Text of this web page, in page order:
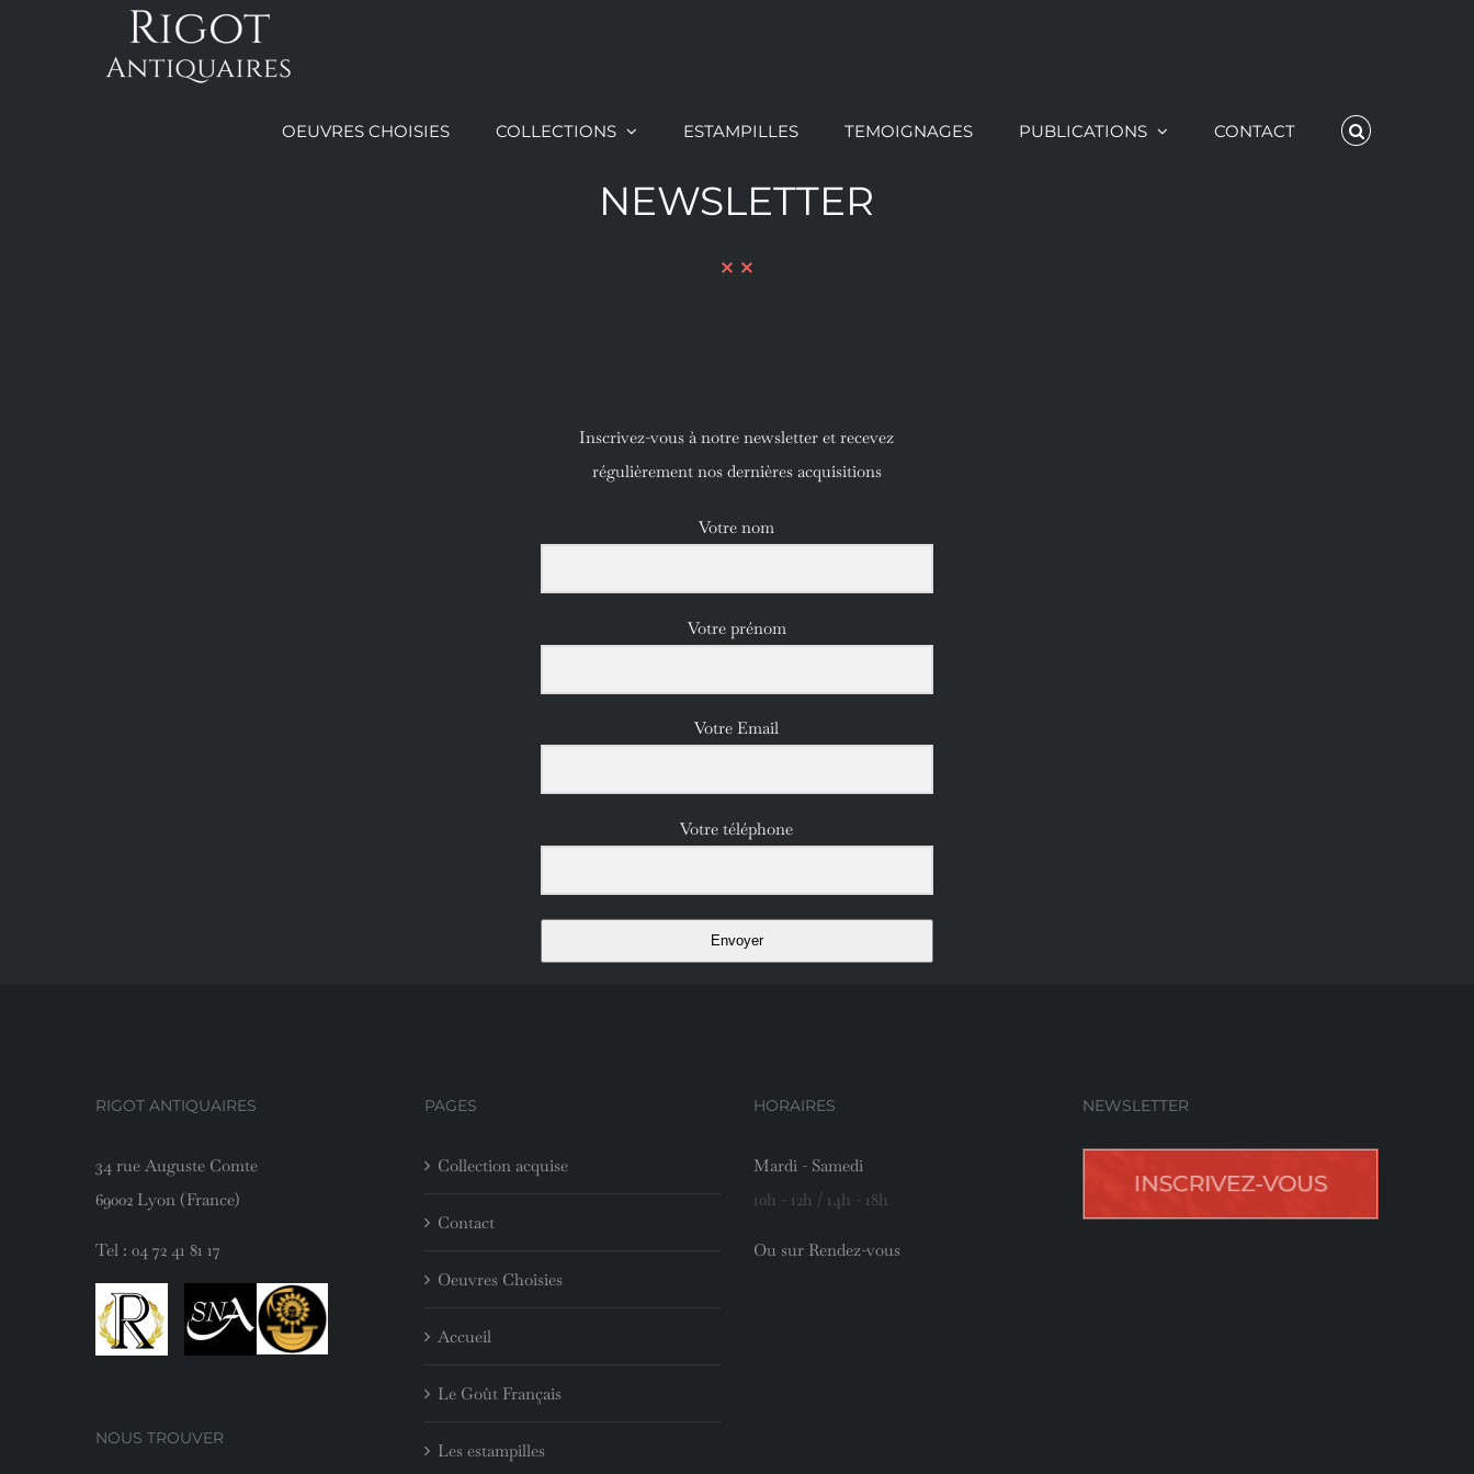
OEUVRES CHOISIES COLLECTIONS ESTAMPILLES TEMOIGNAGES PUBLICATIONS CONTACT
NEWSLETTER
Inscrivez-vous à notre newsletter et recevez
régulièrement nos dernières acquisitions
Votre nom
Votre prénom
Votre Email
Votre téléphone
Envoyer
RIGOT ANTIQUAIRES
34 rue Auguste Comte
69002 Lyon (France)
Tel : 04 72 41 81 17
NOUS TROUVER
PAGES
Collection acquise
Contact
Oeuvres Choisies
Accueil
Le Goût Français
Les estampilles
HORAIRES
Mardi - Samedi
10h - 12h / 14h - 18h
Ou sur Rendez-vous
NEWSLETTER